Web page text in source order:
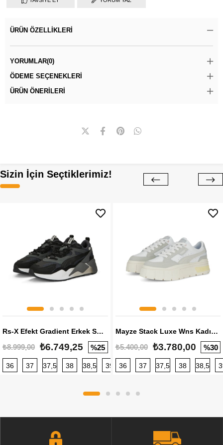
ÜRÜN ÖZELLIKLERI
YORUMLAR(0)
ÖDEME SEÇENEKLERI
ÜRÜN ÖNERILERI
Sizin İçin Seçtiklerimiz!
Rs-X Efekt Gradient Erkek Sneaker
₺8.999,00 ₺6.749,25 %25
36 37 37,5 38 38,5 39 40 40,5 41 42 42,5
Mayze Stack Luxe Wns Kadın Sneaker
₺5.400,00 ₺3.780,00 %30
36 37 37,5 38 38,5